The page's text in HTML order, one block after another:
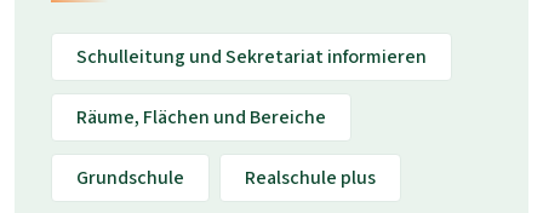
Schulleitung und Sekretariat informieren
Räume, Flächen und Bereiche
Grundschule Realschule plus